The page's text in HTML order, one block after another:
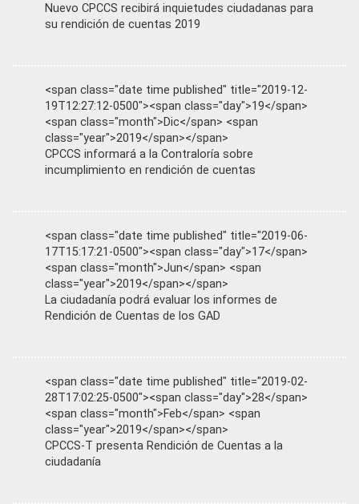
Nuevo CPCCS recibirá inquietudes ciudadanas para
su rendición de cuentas 2019
<span class="date time published" title="2019-12-
19T12:27:12-0500"><span class="day">19</span>
<span class="month">Dic</span> <span
class="year">2019</span></span>
CPCCS informará a la Contraloría sobre
incumplimiento en rendición de cuentas
<span class="date time published" title="2019-06-
17T15:17:21-0500"><span class="day">17</span>
<span class="month">Jun</span> <span
class="year">2019</span></span>
La ciudadanía podrá evaluar los informes de
Rendición de Cuentas de los GAD
<span class="date time published" title="2019-02-
28T17:02:25-0500"><span class="day">28</span>
<span class="month">Feb</span> <span
class="year">2019</span></span>
CPCCS-T presenta Rendición de Cuentas a la
ciudadanía